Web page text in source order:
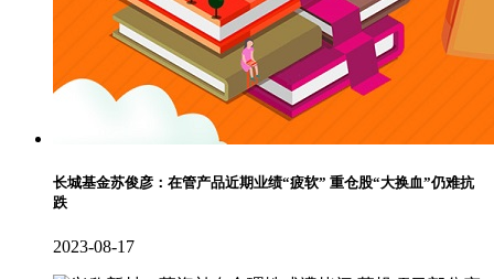
长城基金苏俊彦：在管产品近期业绩“疲软” 重仓股“大换血”仍难抗
跌
2023-08-17